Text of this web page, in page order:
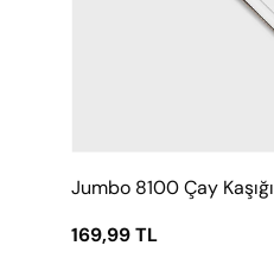
Jumbo 8100 Çay Kaşığı
169,99 TL